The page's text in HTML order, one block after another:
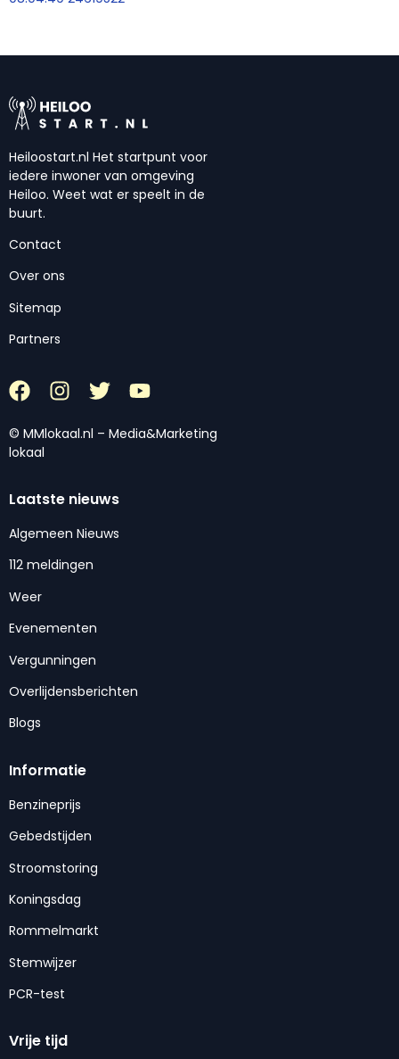
Heiloostart.nl Het startpunt voor
iedere inwoner van omgeving
Heiloo. Weet wat er speelt in de
buurt.
Contact
Over ons
Sitemap
Partners
© MMlokaal.nl – Media&Marketing
lokaal
Laatste nieuws
Algemeen Nieuws
112 meldingen
Weer
Evenementen
Vergunningen
Overlijdensberichten
Blogs
Informatie
Benzineprijs
Gebedstijden
Stroomstoring
Koningsdag
Rommelmarkt
Stemwijzer
PCR-test
Vrije tijd